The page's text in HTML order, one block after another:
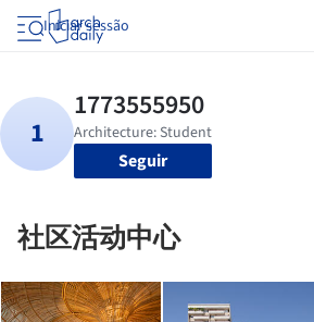
Iniciar sessão
Seguir
社区活动中心